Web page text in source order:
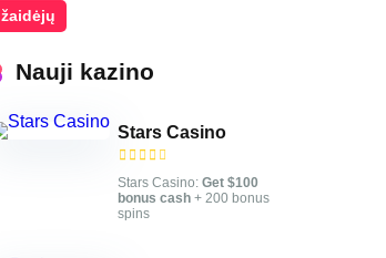
žaidėjų
Nauji kazino
Stars Casino
Stars Casino: Get $100
bonus cash + 200 bonus
spins